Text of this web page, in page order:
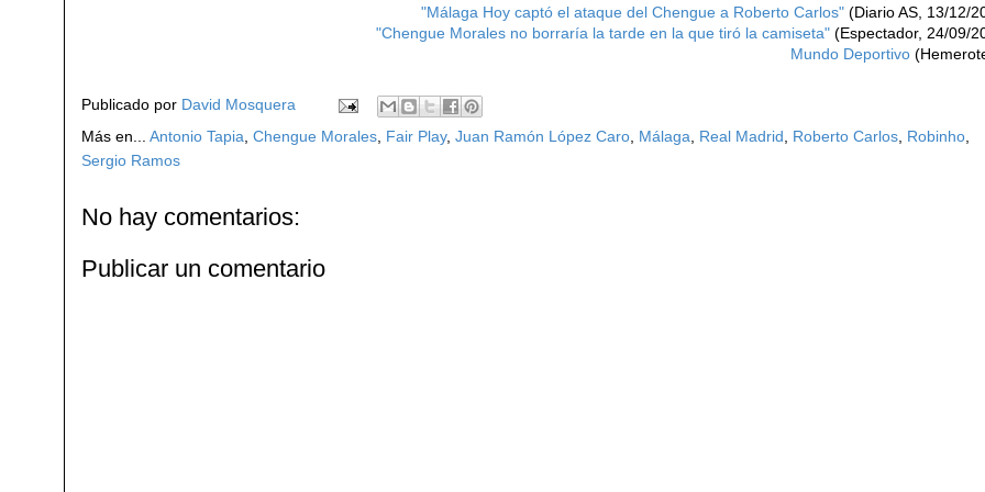
"Málaga Hoy captó el ataque del Chengue a Roberto Carlos" (Diario AS, 13/12/
"Chengue Morales no borraría la tarde en la que tiró la camiseta" (Espectador, 24/09/
Mundo Deportivo
Publicado por David Mosquera
Más en... Antonio Tapia Chengue Morales Fair Play, Juan Ramón López Caro Málaga Real Madrid Roberto Carlos Robinho
Sergio Ramos
No hay comentarios:
Publicar un comentario